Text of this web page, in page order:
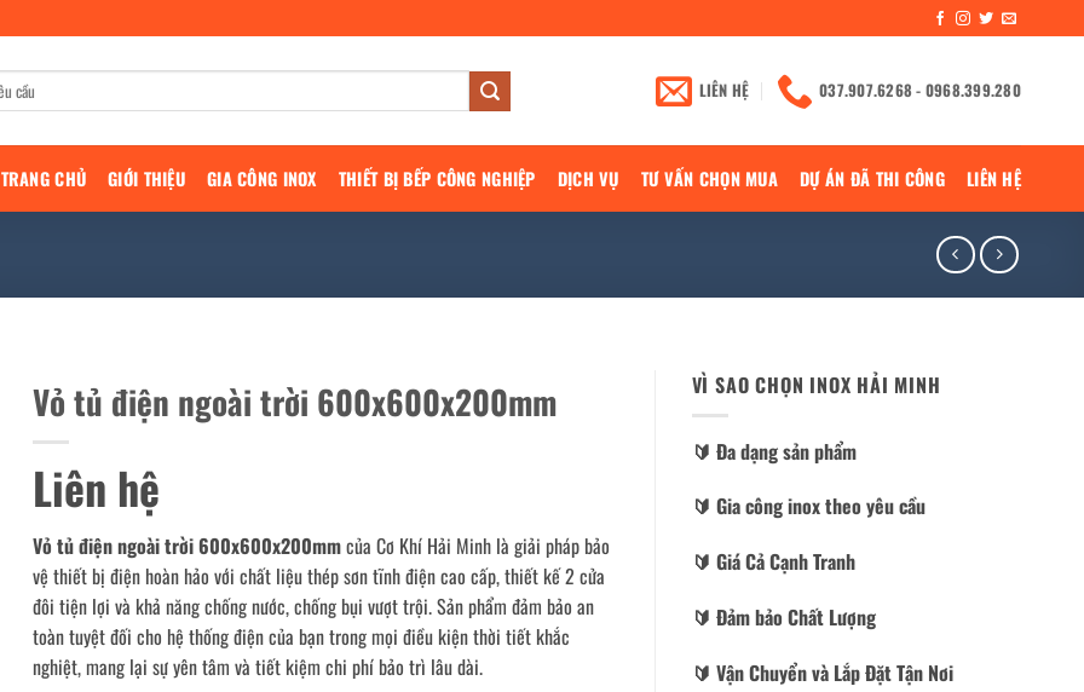
LIÊN HỆ 037.907.6268 - 0968.399.280
TRANG CHỦ GIỚI THIỆU GIA CÔNG INOX THIẾT BỊ BẾP CÔNG NGHIỆP DỊCH VỤ TƯ VẤN CHỌN MUA DỰ ÁN ĐÃ THI CÔNG LIÊN HỆ
Vỏ tủ điện ngoài trời 600x600x200mm
Liên hệ
Vỏ tủ điện ngoài trời 600x600x200mmcủa Cơ Khí Hải Minh là giải pháp bảo
vệ thiết bị điện hoàn hảo với chất liệu thép sơn tĩnh điện cao cấp, thiết kế 2 cửa
đôi tiện lợi và khả năng chống nước, chống bụi vượt trội. Sản phẩm đảm bảo an
toàn tuyệt đối cho hệ thống điện của bạn trong mọi điều kiện thời tiết khắc
nghiệt, mang lại sự yên tâm và tiết kiệm chi phí bảo trì lâu dài.
VÌ SAO CHỌN INOX HẢI MINH
🔰️ Đa dạng sản phẩm
🔰️ Gia công inox theo yêu cầu
🔰️ Giá Cả Cạnh Tranh
🔰️ Đảm bảo Chất Lượng
🔰️ Vận Chuyển và Lắp Đặt Tận Nơi